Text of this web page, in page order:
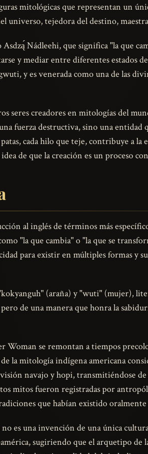
mitológicas que representan un
universo, tejedora del destino,
Nádleehi, que significa "la que
y mediar entre diferentes estados
y es venerada como una de las
seres creadores en mitologías del
fuerza destructiva, sino una entidad
cada hilo que teje, contribuye a la
de que la creación es un proceso
al inglés de términos más
"la que cambia" o "la que se
para existir en múltiples formas y
(araña) y "wuti" (mujer),
de una manera que honra la
Woman se remontan a tiempos
la mitología indígena americana
navajo y hopi, transmitiéndose
mitos fueron registradas por
que habían existido
es una invención de una única
sugiriendo que el arquetipo de